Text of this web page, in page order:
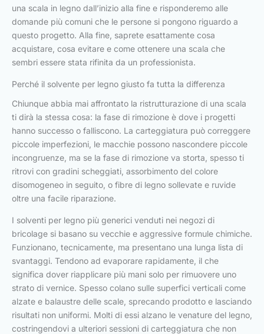
una scala in legno dall’inizio alla fine e risponderemo alle
domande più comuni che le persone si pongono riguardo a
questo progetto. Alla fine, saprete esattamente cosa
acquistare, cosa evitare e come ottenere una scala che
sembri essere stata rifinita da un professionista.
Perché il solvente per legno giusto fa tutta la differenza
Chiunque abbia mai affrontato la ristrutturazione di una scala
ti dirà la stessa cosa: la fase di rimozione è dove i progetti
hanno successo o falliscono. La carteggiatura può correggere
piccole imperfezioni, le macchie possono nascondere piccole
incongruenze, ma se la fase di rimozione va storta, spesso ti
ritrovi con gradini scheggiati, assorbimento del colore
disomogeneo in seguito, o fibre di legno sollevate e ruvide
oltre una facile riparazione.
I solventi per legno più generici venduti nei negozi di
bricolage si basano su vecchie e aggressive formule chimiche.
Funzionano, tecnicamente, ma presentano una lunga lista di
svantaggi. Tendono ad evaporare rapidamente, il che
significa dover riapplicare più mani solo per rimuovere uno
strato di vernice. Spesso colano sulle superfici verticali come
alzate e balaustre delle scale, sprecando prodotto e lasciando
risultati non uniformi. Molti di essi alzano le venature del legno,
costringendovi a ulteriori sessioni di carteggiatura che non